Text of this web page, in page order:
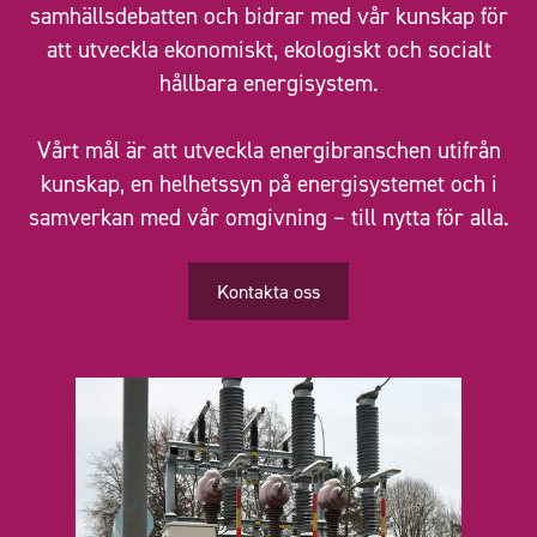
samhällsdebatten och bidrar med vår kunskap för
att utveckla ekonomiskt, ekologiskt och socialt
hållbara energisystem.
Vårt mål är att utveckla energibranschen utifrån
kunskap, en helhetssyn på energisystemet och i
samverkan med vår omgivning – till nytta för alla.
Kontakta oss